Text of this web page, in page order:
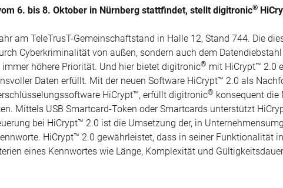
6. bis 8. Oktober in Nürnberg stattfindet, stellt digitronic®
am TeleTrusT-Gemeinschaftstand in Halle 12, Stand 744. Die
Cyberkriminalität von außen, sondern auch dem Datendiebstahl
höhere Priorität. Und hier bietet digitronic® mit HiCrypt™ 2.0
Daten erfüllt. Mit der neuen Software HiCrypt™ 2.0 als
HiCrypt™, erfüllt digitronic® konsequent die
Mittels USB Smartcard-Token oder Smartcards unterstützt
bei HiCrypt™ 2.0 ist die Umsetzung der, in
HiCrypt™ 2.0 gewährleistet, dass in seiner Funktionalität
eines Kennwortes wie Länge, Komplexität und